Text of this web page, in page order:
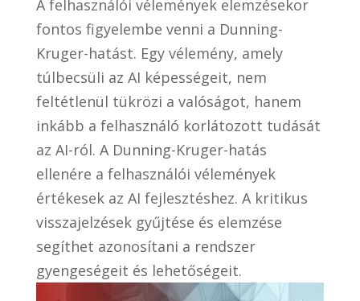
A felhasználói vélemények elemzésekor
fontos figyelembe venni a Dunning-
Kruger-hatást. Egy vélemény, amely
túlbecsüli az AI képességeit, nem
feltétlenül tükrözi a valóságot, hanem
inkább a felhasználó korlátozott tudását
az AI-ról. A Dunning-Kruger-hatás
ellenére a felhasználói vélemények
értékesek az AI fejlesztéshez. A kritikus
visszajelzések gyűjtése és elemzése
segíthet azonosítani a rendszer
gyengeségeit és lehetőségeit.